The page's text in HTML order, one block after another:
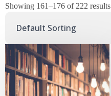
Showing 161–176 of 222 results